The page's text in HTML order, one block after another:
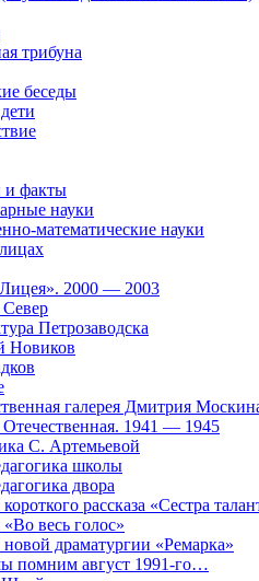
трибуна
беседы
и факты
науки
математические науки
2000 — 2003
Петрозаводска
Новиков
галерея Дмитрия
1941 — 1945
С. Артемьевой
школы
двора
рассказа «Сестра
весь голос»
драматургии «Ремарка»
помним август 1991-го…